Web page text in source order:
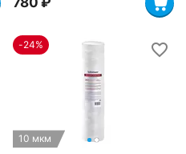
10 мкм
-24%